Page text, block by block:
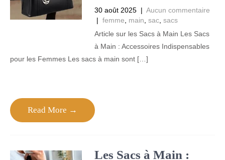
30 août 2025 | Aucun commentaire
| femme main sac, sacs
Article sur les Sacs à Main Les Sacs
à Main : Accessoires Indispensables
pour les Femmes Les sacs à main sont […]
Read More →
Les Sacs à Main :